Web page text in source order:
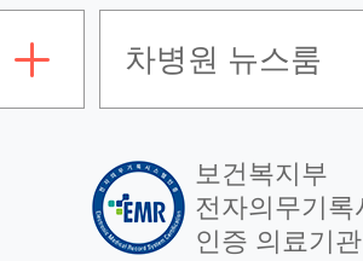
차병원 뉴스룸
보건복지부
전자의무기록
인증 의료기관